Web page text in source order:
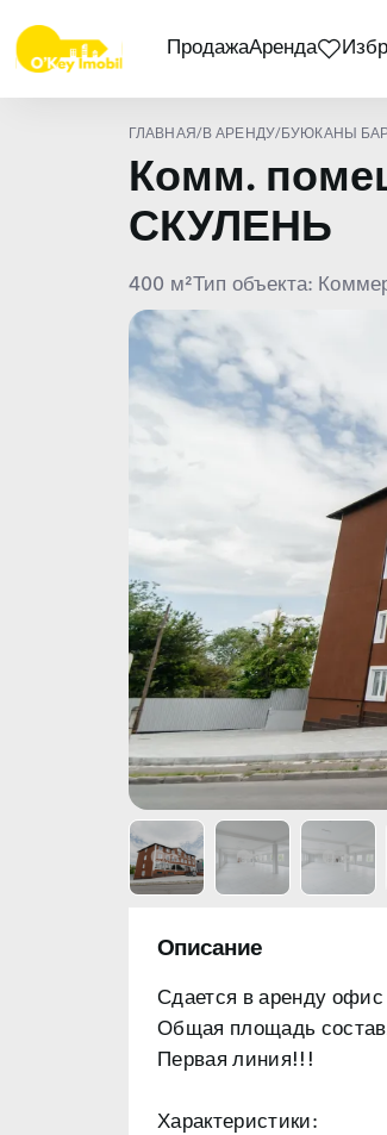
ПродажаАренда
ГЛАВНАЯ/ В АРЕНДУ/ БУЮКАНЫ
Комм.
СКУЛЕНЬ
400 м²Тип объекта:
Описание
Сдается в аренду
Общая площадь
Первая линия!!!
Характеристики: